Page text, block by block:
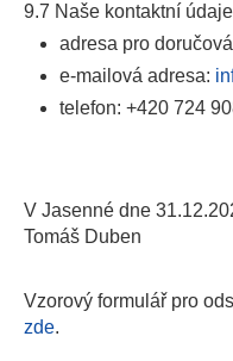
9.7 Naše kontaktní
adresa pro
e-mailová adresa:
telefon: +420 724
V Jasenné dne
Tomáš Duben
Vzorový formulář pro
zde.